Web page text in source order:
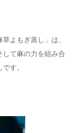
よもぎ蒸し」は、
して麻の力を組み合
す。